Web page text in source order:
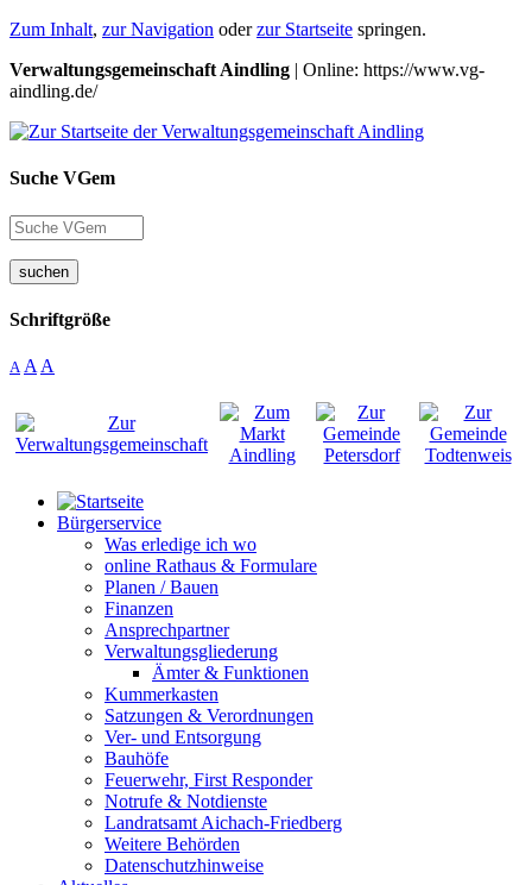
Zum Inhalt, zur Navigation oderzur Startseite springen.
Verwaltungsgemeinschaft Aindling | Online: https://www.vg-
aindling.de/
Suche VGem
suchen
Schriftgröße
A A A
Bürgerservice
Was erledige ich wo
online Rathaus & Formulare
Planen / Bauen
Finanzen
Ansprechpartner
Verwaltungsgliederung
Ämter & Funktionen
Kummerkasten
Satzungen & Verordnungen
Ver- und Entsorgung
Bauhöfe
Feuerwehr, First Responder
Notrufe & Notdienste
Landratsamt Aichach-Friedberg
Weitere Behörden
Datenschutzhinweise